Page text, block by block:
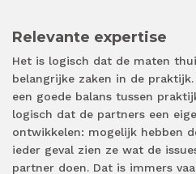
Relevante expertise
Het is logisch dat de maten
belangrijke zaken in de
een goede balans tussen
logisch dat de partners een
ontwikkelen: mogelijk hebben
ieder geval zien ze wat de
partner doen. Dat is immers